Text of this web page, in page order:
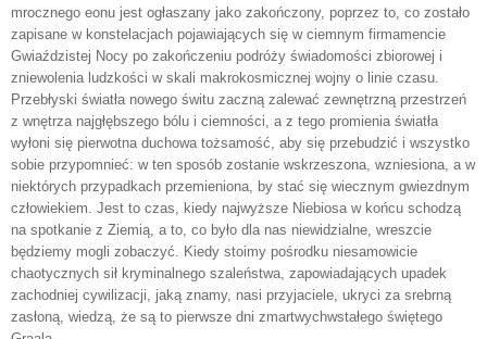
mrocznego eonu jest ogłaszany jako zakończony, poprzez to, co zostało
zapisane w konstelacjach pojawiających się w ciemnym firmamencie
Gwiaździstej Nocy po zakończeniu podróży świadomości zbiorowej i
zniewolenia ludzkości w skali makrokosmicznej wojny o linie czasu.
Przebłyski światła nowego świtu zaczną zalewać zewnętrzną przestrzeń
z wnętrza najgłębszego bólu i ciemności, a z tego promienia światła
wyłoni się pierwotna duchowa tożsamość, aby się przebudzić i wszystko
sobie przypomnieć: w ten sposób zostanie wskrzeszona, wzniesiona, a w
niektórych przypadkach przemieniona, by stać się wiecznym gwiezdnym
człowiekiem. Jest to czas, kiedy najwyższe Niebiosa w końcu schodzą
na spotkanie z Ziemią, a to, co było dla nas niewidzialne, wreszcie
będziemy mogli zobaczyć. Kiedy stoimy pośrodku niesamowicie
chaotycznych sił kryminalnego szaleństwa, zapowiadających upadek
zachodniej cywilizacji, jaką znamy, nasi przyjaciele, ukryci za srebrną
zasłoną, wiedzą, że są to pierwsze dni zmartwychwstałego świętego